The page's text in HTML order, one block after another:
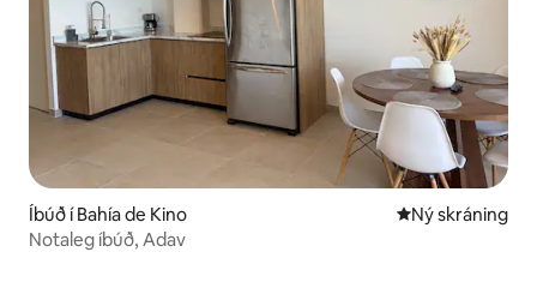
Íbúð í Bahía de Kino Ný gistiaðstaða
Ný skráning
Notaleg íbúð, Adav